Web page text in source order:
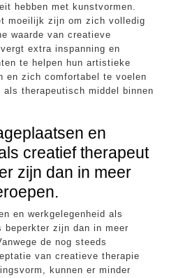
hebben met kunstvormen.
moeilijk zijn om zich volledig
waarde van creatieve
extra inspanning en
te helpen hun artistieke
en zich comfortabel te voelen
therapeutisch middel binnen
en
creatief therapeut
zijn dan in meer
en werkgelegenheid als
beperkter zijn dan in meer
de nog steeds
van creatieve therapie
kunnen er minder